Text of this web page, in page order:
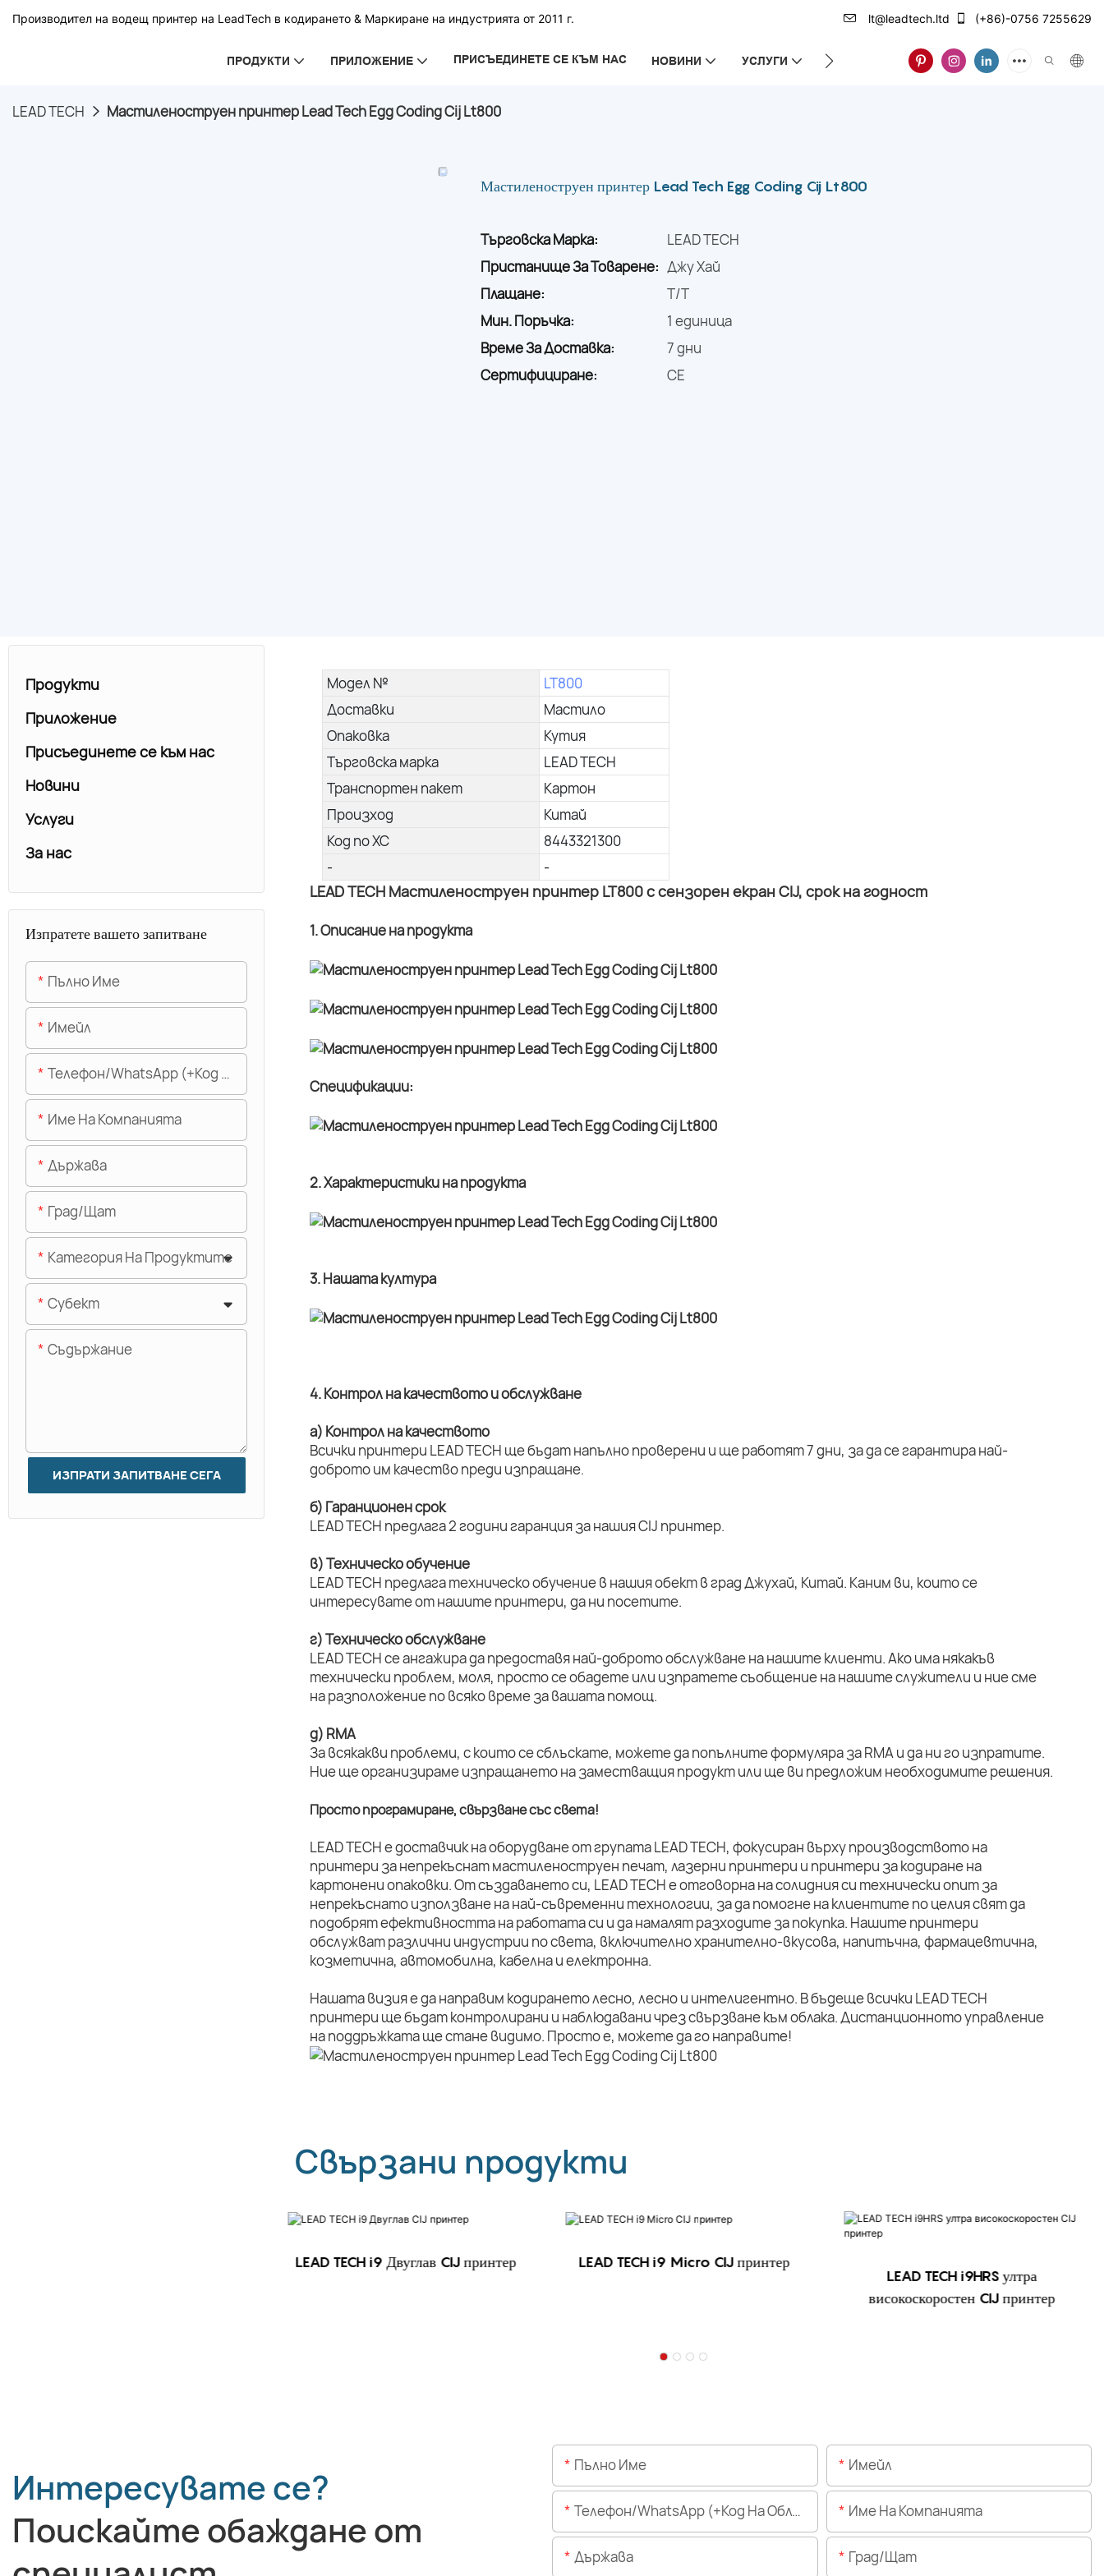
Производител на водещ принтер на LeadTech в кодирането & Маркиране на индустрията от 2011 г. lt@leadtech.ltd (+86)-0756 7255629
ПРОДУКТИ ПРИЛОЖЕНИЕ ПРИСЪЕДИНЕТЕ СЕ КЪМ НАС НОВИНИ УСЛУГИ ЗА НАС
LEAD TECH Мастиленоструен принтер Lead Tech Egg Coding Cij Lt800
Мастиленоструен принтер Lead Tech Egg Coding Cij Lt800
Търговска Марка:
LEAD TECH
Пристанище За Товарене: Джу Хай
Плащане:
T/T
Мин. Поръчка:
1 единица
Време За Доставка:
7 дни
Сертифициране:
CE
Модел №
LT800
Доставки
Мастило
Опаковка
Кутия
Търговска марка
LEAD TECH
Транспортен пакет
Картон
Произход
Китай
Код по ХС
8443321300
-
-
LEAD TECH Мастиленоструен принтер LT800 с сензорен екран CIJ, срок на годност
1. Описание на продукта
Спецификации:
2. Характеристики на продукта
3. Нашата култура
4. Контрол на качеството и обслужване
а) Контрол на качеството
Всички принтери LEAD TECH ще бъдат напълно проверени и ще работят 7 дни, за да се гарантира най-
доброто им качество преди изпращане.
б) Гаранционен срок
LEAD TECH предлага 2 години гаранция за нашия CIJ принтер.
в) Техническо обучение
LEAD TECH предлага техническо обучение в нашия обект в град Джухай, Китай. Каним ви, които се
интересувате от нашите принтери, да ни посетите.
г) Техническо обслужване
LEAD TECH се ангажира да предоставя най-доброто обслужване на нашите клиенти. Ако има някакъв
технически проблем, моля, просто се обадете или изпратете съобщение на нашите служители и ние сме
на разположение по всяко време за вашата помощ.
д) RMA
За всякакви проблеми, с които се сблъскате, можете да попълните формуляра за RMA и да ни го изпратите.
Ние ще организираме изпращането на заместващия продукт или ще ви предложим необходимите решения.
Просто програмиране, свързване със света!
LEAD TECH е доставчик на оборудване от групата LEAD TECH, фокусиран върху производството на
принтери за непрекъснат мастиленоструен печат, лазерни принтери и принтери за кодиране на
картонени опаковки. От създаването си, LEAD TECH е отговорна на солидния си технически опит за
непрекъснато използване на най-съвременни технологии, за да помогне на клиентите по целия свят да
подобрят ефективността на работата си и да намалят разходите за покупка. Нашите принтери
обслужват различни индустрии по света, включително хранително-вкусова, напитъчна, фармацевтична,
козметична, автомобилна, кабелна и електронна.
Нашата визия е да направим кодирането лесно, лесно и интелигентно. В бъдеще всички LEAD TECH
принтери ще бъдат контролирани и наблюдавани чрез свързване към облака. Дистанционното управление
на поддръжката ще стане видимо. Просто е, можете да го направите!
Свързани продукти
LEAD TECH i9 Двуглав CIJ принтер
LEAD TECH i9 Micro CIJ принтер
LEAD TECH i9HRS ултра
високоскоростен CIJ принтер
Продукти
Приложение
Присъединете се към нас
Новини
Услуги
За нас
Изпратете вашето запитване
Пълно Име
Имейл
Телефон/WhatsApp (+Код На Областта)
Име На Компанията
Държава
Град/щат
Категория На Продуктите
Субект
Съдържание
ИЗПРАТИ ЗАПИТВАНЕ СЕГА
Интересувате се?
Поискайте обаждане от
Пълно Име Имейл
Телефон/WhatsApp (+Код На Областта) Име На Компанията
Държава Град/щат